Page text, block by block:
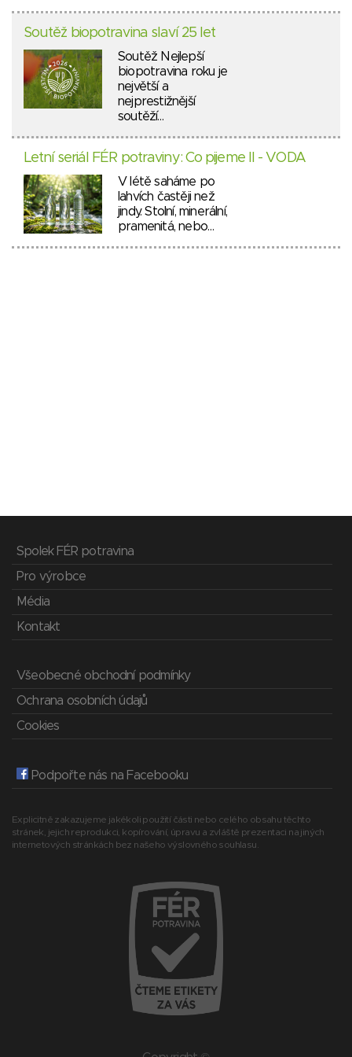
Soutěž biopotravina slaví 25 let
Soutěž Nejlepší
biopotravina roku je
největší a
nejprestižnější
soutěží…
Letní seriál FÉR potraviny: Co pijeme II - VODA
V létě saháme po
lahvích častěji než
jindy. Stolní, minerální,
pramenitá, nebo…
Spolek FÉR potravina
Pro výrobce
Média
Kontakt
Všeobecné obchodní podmínky
Ochrana osobních údajů
Cookies
Podpořte nás na Facebooku
Explicitně zakazujeme jakékoli použití části nebo celého obsahu těchto
stránek, jejich reprodukci, kopírování, úpravu a zvláště prezentaci na jiných
internetových stránkách bez našeho výslovného souhlasu.